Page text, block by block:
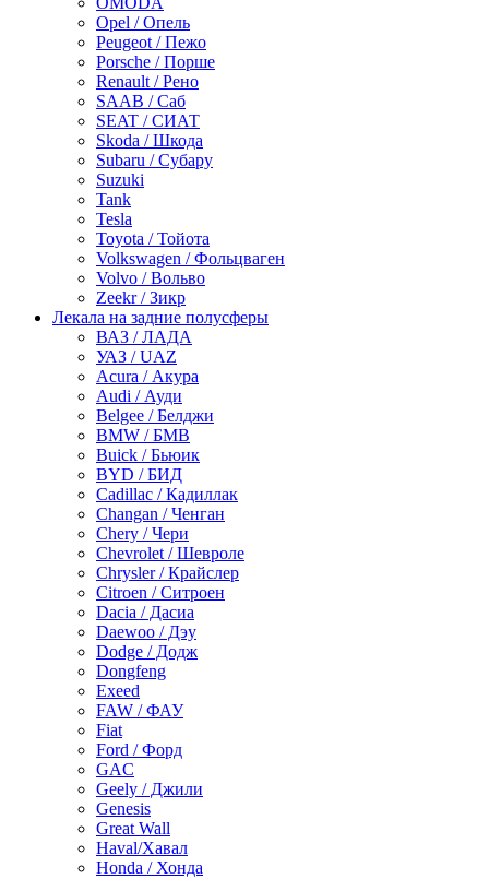
Opel / Опель
Peugeot / Пежо
Porsche / Порше
Renault / Рено
SAAB / Саб
SEAT / СИАТ
Skoda / Шкода
Subaru / Субару
Suzuki
Tank
Tesla
Toyota / Тойота
Volkswagen / Фольцваген
Volvo / Вольво
Zeekr / Зикр
Лекала на задние полусферы
ВАЗ / ЛАДА
УАЗ / UAZ
Acura / Акура
Audi / Ауди
Belgee / Белджи
BMW / БМВ
Buick / Бьюик
BYD / БИД
Cadillac / Кадиллак
Changan / Ченган
Chery / Чери
Chevrolet / Шевроле
Chrysler / Крайслер
Citroen / Ситроен
Dacia / Дасиа
Daewoo / Дэу
Dodge / Додж
Dongfeng
Exeed
FAW / ФАУ
Fiat
Ford / Форд
GAC
Geely / Джили
Genesis
Great Wall
Haval/Хавал
Honda / Хонда